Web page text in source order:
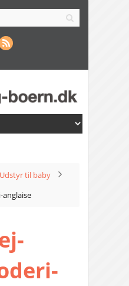
Udstyr til baby